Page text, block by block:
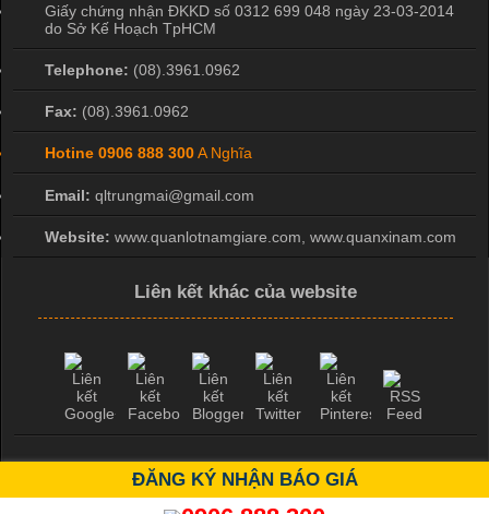
Giấy chứng nhận ĐKKD số 0312 699 048 ngày 23-03-2014
do Sở Kế Hoạch TpHCM
Telephone: (08).3961.0962
Fax: (08).3961.0962
Hotine 0906 888 300A Nghĩa
Email: qltrungmai@gmail.com
Website: www.quanlotnamgiare.com, www.quanxinam.com
Liên kết khác của website
Copyright ©2026 bởi Mr Hiệp 0976.137.019
ĐĂNG KÝ NHẬN BÁO GIÁ